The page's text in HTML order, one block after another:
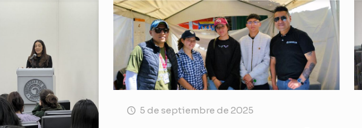
5 de septiembre de 2025